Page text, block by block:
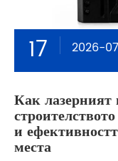
17 2026-07
Как лазерният
и
места